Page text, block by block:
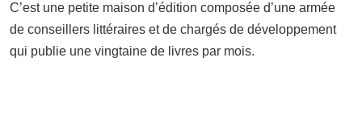
C’est une petite maison d’édition composée d’une armée
de conseillers littéraires et de chargés de développement
qui publie une vingtaine de livres par mois.